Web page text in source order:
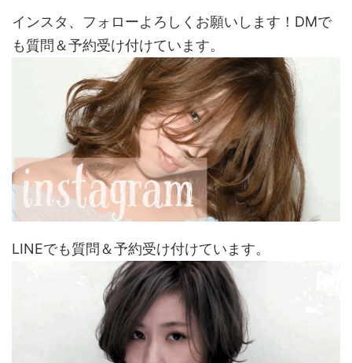
インスタ、フォローよろしくお願いします！DMで
も質問＆予約受け付けています。
LINEでも質問＆予約受け付けています。